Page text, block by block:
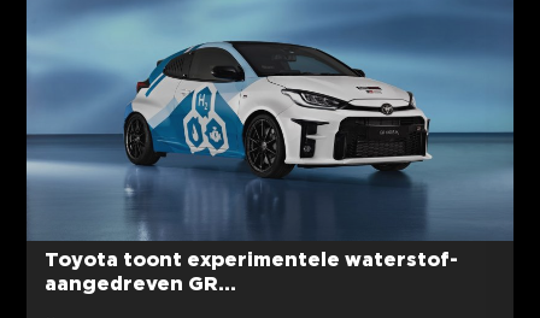
Toyota toont experimentele waterstof-
aangedreven GR...